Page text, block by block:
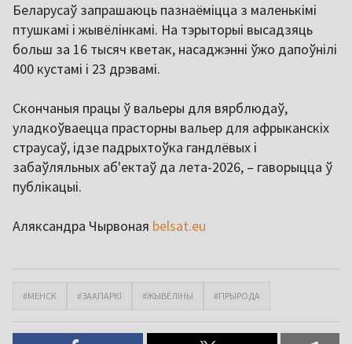
Беларусаў запрашаюць пазнаёміцца з маленькімі
птушкамі і жывёлінкамі. На тэрыторыі высадзяць
больш за 16 тысяч кветак, насаджэнні ўжо дапоўнілі
400 кустамі і 23 дрэвамі.
Скончаныя працы ў вальеры для вярблюдаў,
уладкоўваецца прасторны вальер для афрыканскіх
страусаў, ідзе падрыхтоўка гандлёвых і
забаўляльных аб'ектаў да лета-2026, – гаворыцца ў
публікацыі.
Аляксандра Чырвоная belsat.eu
#МЕНСК #ЗААПАРКІ #ЖЫВЁЛІНЫ #ПРЫРОДА